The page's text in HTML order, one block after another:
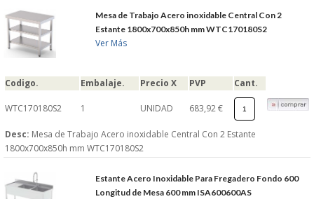
Mesa de Trabajo Acero inoxidable Central Con 2
Estante 1800x700x850h mm WTC170180S2
Ver Más
Codigo. Embalaje. Precio X PVP Cant.
WTC170180S2 1 UNIDAD 683,92 €
Desc: Mesa de Trabajo Acero inoxidable Central Con 2 Estante
1800x700x850h mm WTC170180S2
Estante Acero Inoxidable Para Fregadero Fondo 600
Longitud de Mesa 600 mm ISA600600AS